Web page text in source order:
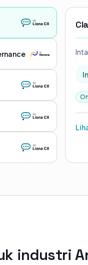
industri